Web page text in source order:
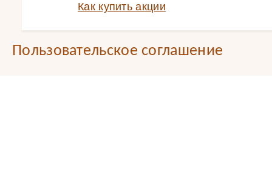
Как купить акции
Пользовательское соглашение